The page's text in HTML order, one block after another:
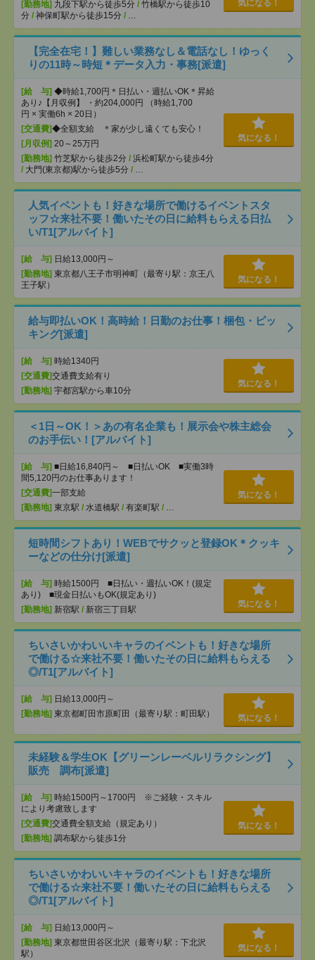
[勤務地] 九段下駅から徒歩5分 / 竹橋駅から徒歩10
分 / 神保町駅から徒歩15分 / …
気になる！
【完全在宅！】難しい業務なし＆電話なし！ゆっく
りの11時～時短＊データ入力・事務[派遣]
[給 与] ◆時給1,700円＊日払い・週払いOK＊昇給
あり♪【月収例】 ・約204,000円 （時給1,700
円 × 実働6h × 20日）
[交通費]◆全額支給 ＊家が少し遠くても安心！
[月収例] 20～25万円
[勤務地] 竹芝駅から徒歩2分 / 浜松町駅から徒歩4分
/ 大門(東京都)駅から徒歩5分 / …
気になる！
人気イベントも！好きな場所で働けるイベントスタ
ッフ☆来社不要！働いたその日に給料もらえる日払
い/T1[アルバイト]
[給 与] 日給13,000円～
[勤務地] 東京都八王子市明神町（最寄り駅：京王八
王子駅）
気になる！
給与即払いOK！高時給！日勤のお仕事！梱包・ピッ
キング[派遣]
[給 与] 時給1340円
[交通費]交通費支給有り
[勤務地] 宇都宮駅から車10分
気になる！
＜1日～OK！＞あの有名企業も！展示会や株主総会
のお手伝い！[アルバイト]
[給 与] ■日給16,840円～ ■日払いOK ■実働3時
間5,120円のお仕事あります！
[交通費]一部支給
[勤務地] 東京駅 / 水道橋駅 / 有楽町駅 / …
気になる！
短時間シフトあり！WEBでサクッと登録OK＊クッキ
ーなどの仕分け[派遣]
[給 与] 時給1500円 ■日払い・週払いOK！(規定
あり) ■現金日払いもOK(規定あり)
[勤務地] 新宿駅 / 新宿三丁目駅
気になる！
ちいさいかわいいキャラのイベントも！好きな場所
で働ける☆来社不要！働いたその日に給料もらえる
◎/T1[アルバイト]
[給 与] 日給13,000円～
[勤務地] 東京都町田市原町田（最寄り駅：町田駅） 気になる！
未経験＆学生OK【グリーンレーベルリラクシング】
販売 調布[派遣]
[給 与] 時給1500円～1700円 ※ご経験・スキル
により考慮致します
[交通費]交通費全額支給（規定あり）
[勤務地] 調布駅から徒歩1分
気になる！
ちいさいかわいいキャラのイベントも！好きな場所
で働ける☆来社不要！働いたその日に給料もらえる
◎/T1[アルバイト]
[給 与] 日給13,000円～
[勤務地] 東京都世田谷区北沢（最寄り駅：下北沢
駅）
気になる！